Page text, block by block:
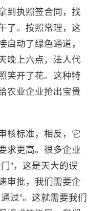
到执照签合同，找
了。按照常理，这
动了绿色通道，
晚上六点，法人代
笑开了花。这种特
农业企业抢出宝贵
核标准，相反，它
求更高。很多企业
”，这是天大的误
审批，我们需要企
过”。这就需要我们